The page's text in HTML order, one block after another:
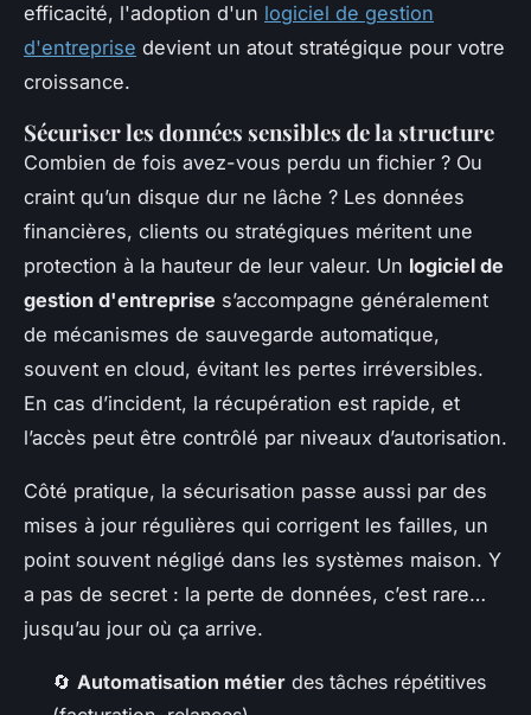
efficacité, l'adoption d'un logiciel de gestion
d'entreprise devient un atout stratégique pour votre
croissance.
Sécuriser les données sensibles de la structure
Combien de fois avez-vous perdu un fichier ? Ou
craint qu’un disque dur ne lâche ? Les données
financières, clients ou stratégiques méritent une
protection à la hauteur de leur valeur. Un logiciel de
gestion d'entreprise s’accompagne généralement
de mécanismes de sauvegarde automatique,
souvent en cloud, évitant les pertes irréversibles.
En cas d’incident, la récupération est rapide, et
l’accès peut être contrôlé par niveaux d’autorisation.
Côté pratique, la sécurisation passe aussi par des
mises à jour régulières qui corrigent les failles, un
point souvent négligé dans les systèmes maison. Y
a pas de secret : la perte de données, c’est rare…
jusqu’au jour où ça arrive.
🔄 Automatisation métier des tâches répétitives